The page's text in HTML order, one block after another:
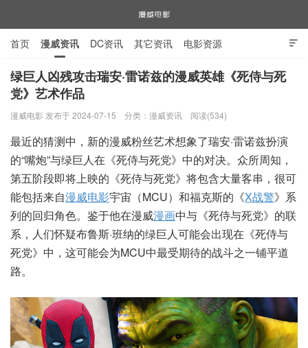
漫威电影

首页 漫威资讯 DC资讯 其它资讯 电影资源
电视剧资源 漫威图片
绿巨人凶残攻击瑞安·雷诺兹的漫威英雄《死侍与死
党》艺术作品
漫威电影 发布于 2024-07-15 分类： 漫威资讯 阅读(534)
最近的猜测中，新的漫威粉丝艺术想象了瑞安·雷诺兹扮演
的“嘴炮”与绿巨人在《死侍与死党》中的对决。众所周知，
第五阶段即将上映的《死侍与死党》将包含大量客串，很可
能包括来自漫威电影宇宙（MCU）和福克斯的《X战警》系
列的回归角色。鉴于他在漫威漫画中与《死侍与死党》的联
系，人们怀疑布鲁斯·班纳的绿巨人可能会出现在《死侍与
死党》中，这可能会为MCU中最受期待的战斗之一铺平道
路。